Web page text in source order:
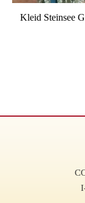
Kleid Steinsee